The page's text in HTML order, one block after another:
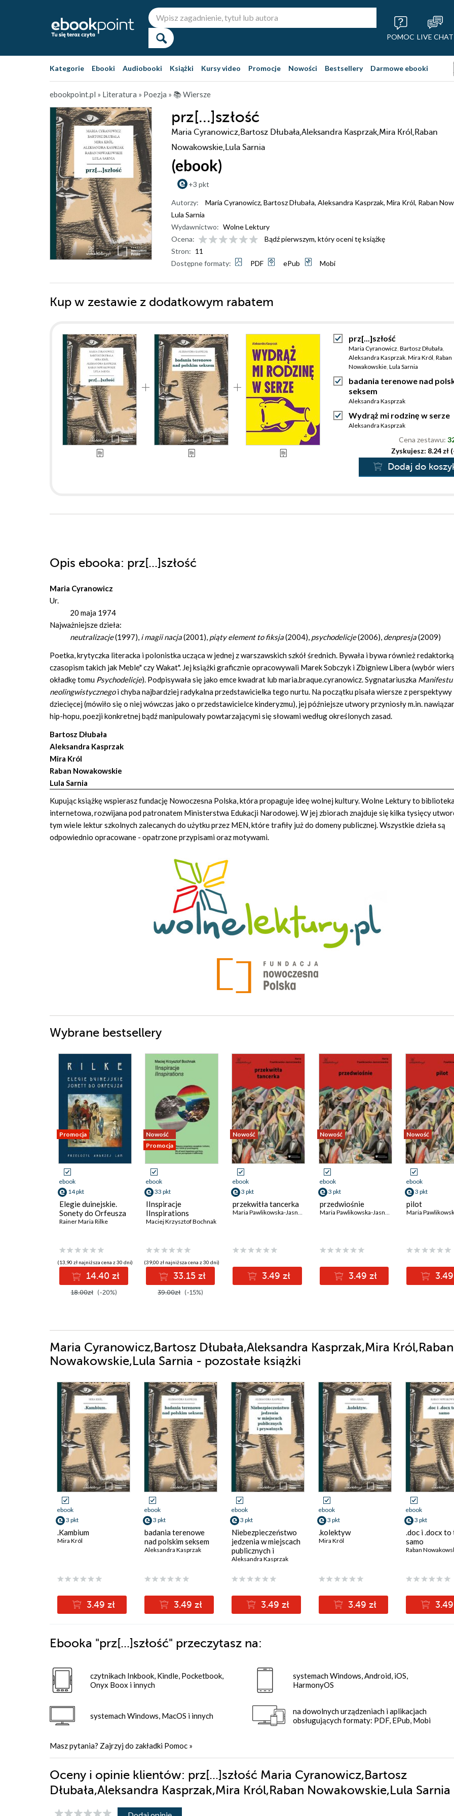
POMOC LIVE CHAT
Kategorie Ebooki Audiobooki Książki Kursy video Promocje Nowości Bestsellery Darmowe ebooki
ebookpoint.pl » Literatura » Poezja » 📚 Wiersze
prz[...]szłość
Maria Cyranowicz,Bartosz Dłubała,Aleksandra Kasprzak,Mira Król,Raban
Nowakowskie,Lula Sarnia
(ebook)
+3 pkt
Autorzy: Maria Cyranowicz, Bartosz Dłubała, Aleksandra Kasprzak, Mira Król, Raban
Lula Sarnia
Wydawnictwo: Wolne Lektury
Ocena:
Bądź pierwszym, który oceni tę książkę
Stron: 11
Dostępne formaty:
PDF ePub Mobi
Kup w zestawie z dodatkowym rabatem
prz[...]szłość
Maria Cyranowicz, Bartosz Dłubała,
Aleksandra Kasprzak, Mira Król, Raban
Nowakowskie, Lula Sarnia
badania terenowe nad
seksem
Aleksandra Kasprzak
Wydrąż mi rodzinę w serze
Aleksandra Kasprzak
Cena zestawu:
Zyskujesz: 8.24 zł
Dodaj do
Opis ebooka: prz[...]szłość
Maria Cyranowicz
Ur.
20 maja 1974
Najważniejsze dzieła:
neutralizacje(1997), i magii nacja(2001), piąty element to fiksja(2004), psychodelicje(2006), denpresja(2009)
Poetka, krytyczka literacka i polonistka ucząca w jednej z warszawskich szkół średnich. Bywała i bywa również redaktorką
czasopism takich jak Meble" czy Wakat". Jej książki graficznie opracowywali Marek Sobczyk i Zbigniew Libera (wybór
okładkę tomu Psychodelicje). Podpisywała się jako emce kwadrat lub maria.braque.cyranowicz. Sygnatariuszka Manifestu
neolingwistycznegoi chyba najbardziej radykalna przedstawicielka tego nurtu. Na początku pisała wiersze z perspektywy
dziecięcej (mówiło się o niej wówczas jako o przedstawicielce kinderyzmu), jej późniejsze utwory przyniosły m.in.
hip-hopu, poezji konkretnej bądź manipulowały powtarzającymi się słowami według określonych zasad.
Bartosz Dłubała
Aleksandra Kasprzak
Mira Król
Raban Nowakowskie
Lula Sarnia
Kupując książkę wspierasz fundację Nowoczesna Polska, która propaguje ideę wolnej kultury. Wolne Lektury to
internetowa, rozwijana pod patronatem Ministerstwa Edukacji Narodowej. W jej zbiorach znajduje się kilka tysięcy
tym wiele lektur szkolnych zalecanych do użytku przez MEN, które trafiły już do domeny publicznej. Wszystkie dzieła są
odpowiednio opracowane - opatrzone przypisami oraz motywami.
Wybrane bestsellery
Promocja
ebook
14 pkt
Elegie duinejskie.
Sonety do Orfeusza
Rainer Maria Rilke
(13,90 zł najniższa cena z 30 dni)
14.40 zł
18.00zł (-20%)
Nowość
Promocja
ebook
33 pkt
IInspiracje
IInspirations
Maciej Krzysztof Bochnak
(39,00 zł najniższa cena z 30 dni)
33.15 zł
39.00zł (-15%)
Nowość
ebook
3 pkt
przekwitła tancerka
Maria Pawlikowska-Jasnorzewska
3.49 zł
Nowość
ebook
3 pkt
przedwiośnie
Maria Pawlikowska-Jasnorzewska
3.49 zł
Nowość
ebook
3 pkt
pilot
Maria Cyranowicz,Bartosz Dłubała,Aleksandra Kasprzak,Mira Król,Raban
Nowakowskie,Lula Sarnia - pozostałe książki
ebook
3 pkt
.Kambium
Mira Król
3.49 zł
ebook
3 pkt
badania terenowe
nad polskim seksem
Aleksandra Kasprzak
3.49 zł
ebook
3 pkt
Niebezpieczeństwo
jedzenia w miejscach
publicznych i
prywatnych
Aleksandra Kasprzak
3.49 zł
ebook
3 pkt
.kolektyw
Mira Król
3.49 zł
ebook
3 pkt
.doc i .docx to
samo
Raban
Ebooka "prz[...]szłość" przeczytasz na:
czytnikach Inkbook, Kindle, Pocketbook,
Onyx Boox i innych
systemach Windows, MacOS i innych
systemach Windows, Android, iOS,
HarmonyOS
na dowolnych urządzeniach i aplikacjach
obsługujących formaty: PDF, EPub, Mobi
Masz pytania? Zajrzyj do zakładki Pomoc »
Oceny i opinie klientów: prz[...]szłość Maria Cyranowicz,Bartosz
Dłubała,Aleksandra Kasprzak,Mira Król,Raban Nowakowskie,Lula Sarnia